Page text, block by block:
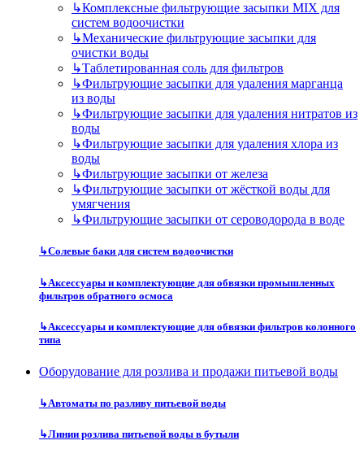
↳Комплексные фильтрующие засыпки MIX для
систем водоочистки
↳Механические фильтрующие засыпки для
очистки воды
↳Таблетированная соль для фильтров
↳Фильтрующие засыпки для удаления марганца
из воды
↳Фильтрующие засыпки для удаления нитратов из
воды
↳Фильтрующие засыпки для удаления хлора из
воды
↳Фильтрующие засыпки от железа
↳Фильтрующие засыпки от жёсткой воды для
умягчения
↳Фильтрующие засыпки от сероводорода в воде
↳Солевые баки для систем водоочистки
↳Аксессуары и комплектующие для обвязки промышленных
фильтров обратного осмоса
↳Аксессуары и комплектующие для обвязки фильтров колонного
типа
Оборудование для розлива и продажи питьевой воды
↳Автоматы по разливу питьевой воды
↳Линии розлива питьевой воды в бутыли